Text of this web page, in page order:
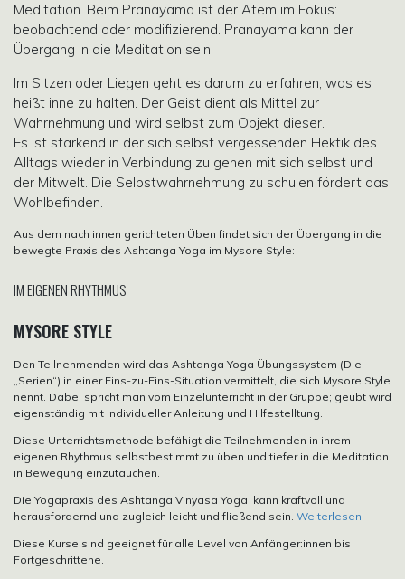
Meditation. Beim Pranayama ist der Atem im Fokus:
beobachtend oder modifizierend. Pranayama kann der
Übergang in die Meditation sein.
Im Sitzen oder Liegen geht es darum zu erfahren, was es
heißt inne zu halten. Der Geist dient als Mittel zur
Wahrnehmung und wird selbst zum Objekt dieser.
Es ist stärkend in der sich selbst vergessenden Hektik des
Alltags wieder in Verbindung zu gehen mit sich selbst und
der Mitwelt. Die Selbstwahrnehmung zu schulen fördert das
Wohlbefinden.
Aus dem nach innen gerichteten Üben findet sich der Übergang in die
bewegte Praxis des Ashtanga Yoga im Mysore Style:
IM EIGENEN RHYTHMUS
MYSORE STYLE
Den Teilnehmenden wird das Ashtanga Yoga Übungssystem (Die
„Serien“) in einer Eins-zu-Eins-Situation vermittelt, die sich Mysore Style
nennt. Dabei spricht man vom Einzelunterricht in der Gruppe; geübt wird
eigenständig mit individueller Anleitung und Hilfestelltung.
Diese Unterrichtsmethode befähigt die Teilnehmenden in ihrem
eigenen Rhythmus selbstbestimmt zu üben und tiefer in die Meditation
in Bewegung einzutauchen.
Die Yogapraxis des Ashtanga Vinyasa Yoga kann kraftvoll und
herausfordernd und zugleich leicht und fließend sein. Weiterlesen
Diese Kurse sind geeignet für alle Level von Anfänger:innen bis
Fortgeschrittene.